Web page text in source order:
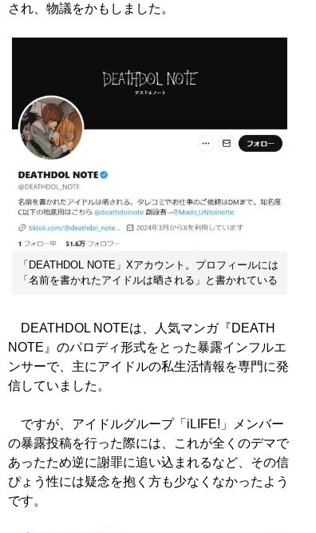
され、物議をかもしました。
「DEATHDOL NOTE」Xアカウント。プロフィールには
「名前を書かれたアイドルは晒される」と書かれている
DEATHDOL NOTEは、人気マンガ『DEATH
NOTE』のパロディ形式をとった暴露インフルエ
ンサーで、主にアイドルの私生活情報を専門に発
信していました。
ですが、アイドルグループ「iLIFE!」メンバー
の暴露投稿を行った際には、これが全くのデマで
あったため逆に謝罪に追い込まれるなど、その信
ぴょう性には疑念を抱く方も少なくなかったよう
です。